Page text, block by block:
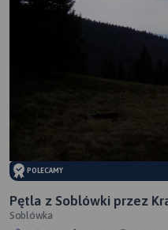
POLECAMY
Pętla z Soblówki przez
Soblówka